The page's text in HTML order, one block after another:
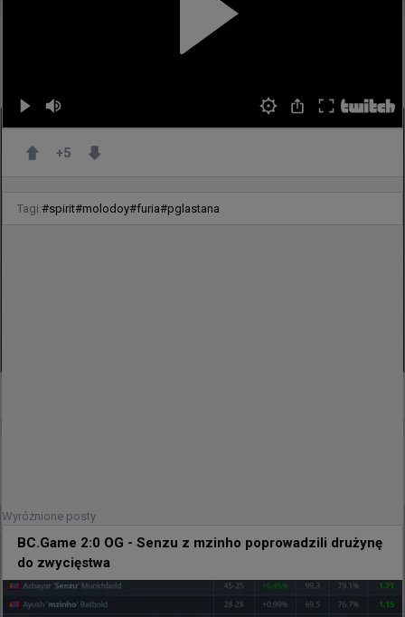
HEROIC 0:2 fnatic - ekipa Brollana kolejną formacją,
@HLTVorg
🗣️ „To krok wstecz. Wszyscy chcieliśmy zagrać w EWC
– to był nasz cel”
+5
Tagi:#spirit#molodoy#furia#pglastana
Wyróżnione posty
BC.Game 2:0 OG - Senzu z mzinho poprowadzili drużynę
do zwycięstwa